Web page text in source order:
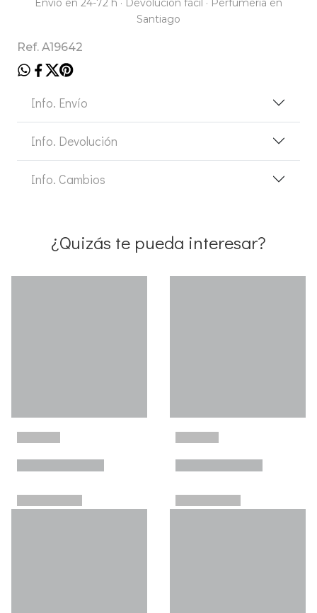
Santiago
Ref. A19642
Info. Envío
Info. Devolución
Info. Cambios
¿Quizás te pueda interesar?